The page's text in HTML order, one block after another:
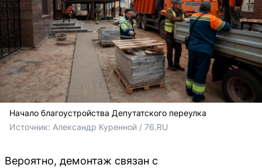
Начало благоустройства Депутатского переулка
Источник: Александр Куренной / 76.RU
Вероятно, демонтаж связан с